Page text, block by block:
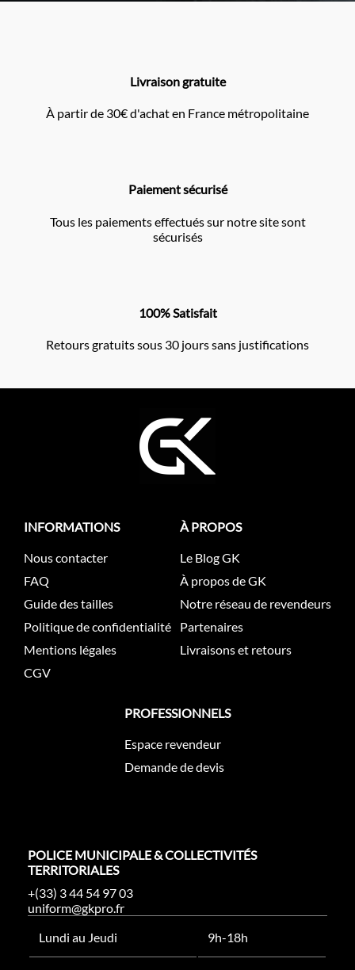
Livraison gratuite
À partir de 30€ d'achat en France métropolitaine
Paiement sécurisé
Tous les paiements effectués sur notre site sont
sécurisés
100% Satisfait
Retours gratuits sous 30 jours sans justifications
INFORMATIONS
Nous contacter
FAQ
Guide des tailles
Politique de confidentialité
Mentions légales
CGV
À PROPOS
Le Blog GK
À propos de GK
Notre réseau de revendeurs
Partenaires
Livraisons et retours
PROFESSIONNELS
Espace revendeur
Demande de devis
POLICE MUNICIPALE & COLLECTIVITÉS
TERRITORIALES
+(33) 3 44 54 97 03
uniform@gkpro.fr
Lundi au Jeudi
9h-18h